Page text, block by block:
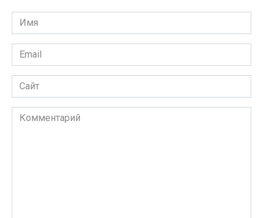
Имя
Email
Сайт
Комментарий